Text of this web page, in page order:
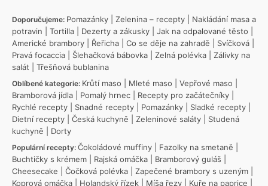
Doporučujeme: Pomazánky Zelenina – recepty
Nakládání masa a
potravin
Tortilla Dezerty a zákusky Jak na odpalované těsto
Americké brambory
Řeřicha Co se děje na zahradě Svíčková
Pravá focaccia
Šlehačková bábovka Zelná polévka
Zálivky na
salát
Třešňová bublanina
Oblíbené kategorie: Krůtí maso Mleté maso Vepřové maso
Bramborová jídla
Pomalý hrnec Recepty pro začátečníky
Rychlé recepty
Snadné recepty Pomazánky Sladké recepty
Dietní recepty
Česká kuchyně Zeleninové saláty
Studená
kuchyně
Dorty
Populární recepty: Čokoládové muffiny Fazolky na smetaně
Buchtičky s krémem
Rajská omáčka Bramborový guláš
Cheesecake
Čočková polévka Zapečené brambory s uzeným
Koprová omáčka
Holandský řízek Míša řezy Kuře na paprice